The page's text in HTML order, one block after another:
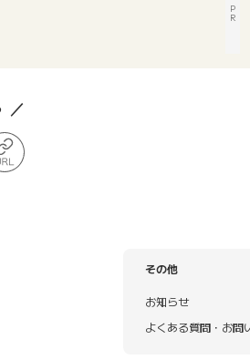
P
R
その他
お知らせ
よくある質問・お問